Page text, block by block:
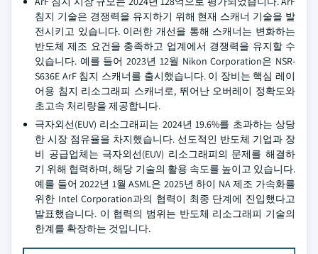
침지 기술은 경쟁력을 유지하기 위해 현재 스캐너 기술을 발
전시키고 있습니다. 이러한 개선을 통해 스캐너는 변화하는
반도체 제조 요건을 충족하고 업계에서 경쟁력을 유지할 수
있습니다. 예를 들어 2023년 12월 Nikon Corporation은 NSR-
S636E ArF 침지 스캐너를 출시했습니다. 이 장비는 핵심 레이
어용 침지 리소그래피 스캐너로, 뛰어난 오버레이 정확도와
초고속 처리량을 제공합니다.
극자외선(EUV) 리소그래피는 2024년 19.6%를 초과하는 상당
한 시장 점유율을 차지했습니다. 선도적인 반도체 기업과 장
비 공급업체는 극자외선(EUV) 리소그래피의 문제를 해결하
기 위해 협력하며, 해당 기술의 활용 속도를 높이고 있습니다.
예를 들어 2022년 1월 ASML은 2025년 하이 NA 제조 가속화를
위한 Intel Corporation과의 협력이 최종 단계에 진입했다고
발표했습니다. 이 협력의 범위는 반도체 리소그래피 기술의
한계를 확장하는 것입니다.